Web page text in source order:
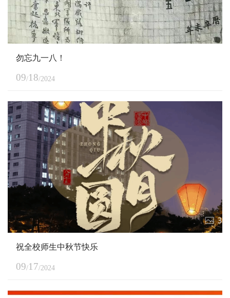
勿忘九一八！
09/18/2024
祝全校师生中秋节快乐
09/17/2024